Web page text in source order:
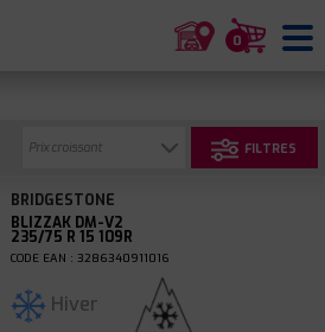
0
FILTRES
BRIDGESTONE
BLIZZAK DM-V2
235/75 R 15 109R
CODE EAN : 3286340911016
Hiver